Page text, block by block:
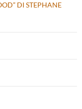
DI STEPHANE